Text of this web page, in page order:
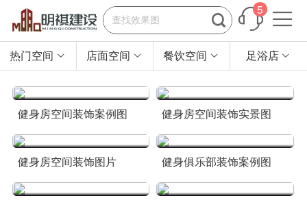

5 
热门空间  店面空间  餐饮空间  足浴店 
健身房空间装饰案例图 健身房空间装饰实景图
健身房空间装饰图片 健身俱乐部装饰案例图